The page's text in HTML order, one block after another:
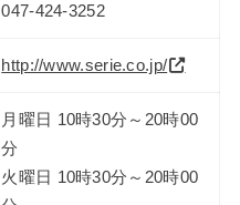
047-424-3252
http://www.serie.co.jp/
月曜日 10時30分～20時00
分
火曜日 10時30分～20時00